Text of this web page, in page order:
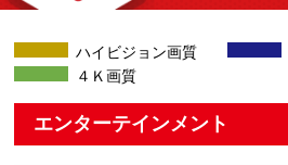
ハイビジョン画質
４Ｋ画質
エンターテインメント